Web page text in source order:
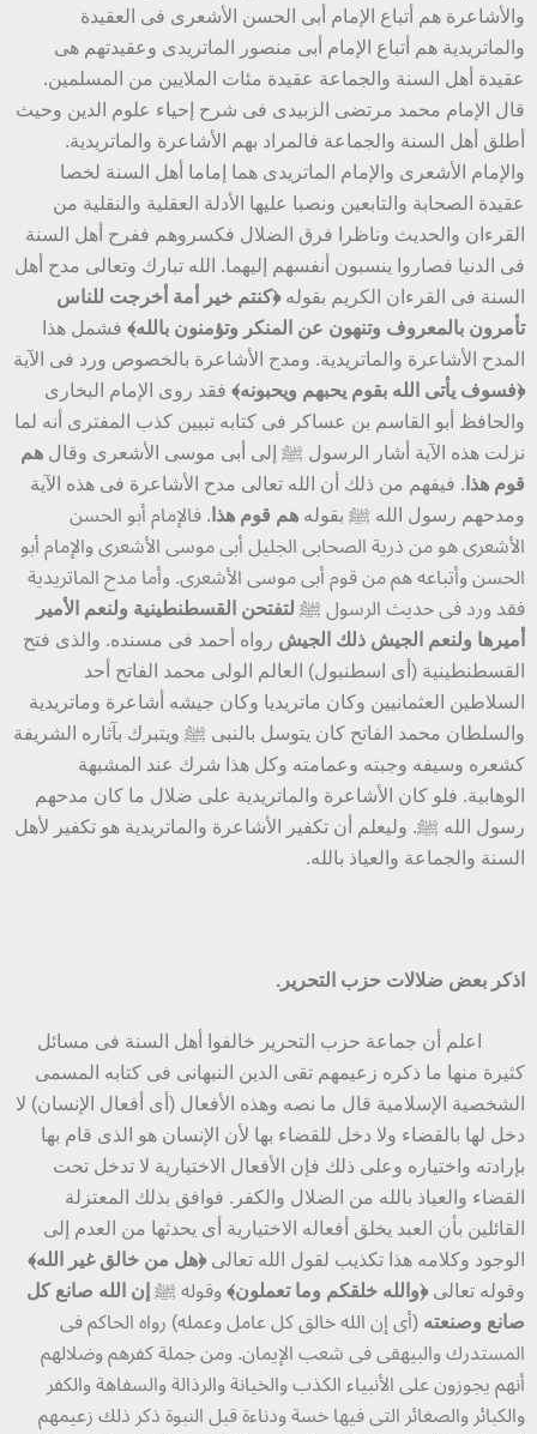
والأشاعرة هم أتباع الإمام أبى الحسن الأشعرى فى العقيدة
والماتريدية هم أتباع الإمام أبى منصور الماتريدى وعقيدتهم هى
عقيدة أهل السنة والجماعة عقيدة مئات الملايين من المسلمين.
قال الإمام محمد مرتضى الزبيدى فى شرح إحياء علوم الدين وحيث
أطلق أهل السنة والجماعة فالمراد بهم الأشاعرة والماتريدية.
والإمام الأشعرى والإمام الماتريدى هما إماما أهل السنة لخصا
عقيدة الصحابة والتابعين ونصبا عليها الأدلة العقلية والنقلية من
القرءان والحديث وناظرا فرق الضلال فكسروهم ففرح أهل السنة
فى الدنيا فصاروا ينسبون أنفسهم إليهما. الله تبارك وتعالى مدح أهل
السنة فى القرءان الكريم بقوله﴿كنتم خير أمة أخرجت للناس
تأمرون بالمعروف وتنهون عن المنكر وتؤمنون بالله﴾ فشمل هذا
المدح الأشاعرة والماتريدية. ومدح الأشاعرة بالخصوص ورد فى الآية
﴿فسوف يأتى الله بقوم يحبهم ويحبونه﴾ فقد روى الإمام البخارى
والحافظ أبو القاسم بن عساكر فى كتابه تبيين كذب المفترى أنه لما
نزلت هذه الآية أشار الرسول ﷺ إلى أبى موسى الأشعرى وقال هم
قوم هذا . فيفهم من ذلك أن الله تعالى مدح الأشاعرة فى هذه الآية
ومدحهم رسول الله ﷺ بقوله هم قوم هذا . فالإمام أبو الحسن
الأشعرى هو من ذرية الصحابى الجليل أبى موسى الأشعرى والإمام أبو
الحسن وأتباعه هم من قوم أبى موسى الأشعرى. وأما مدح الماتريدية
فقد ورد فى حديث الرسول ﷺ لتفتحن القسطنطينية ولنعم الأمير
أميرها ولنعم الجيش ذلك الجيش رواه أحمد فى مسنده. والذى فتح
القسطنطينية (أى اسطنبول) العالم الولى محمد الفاتح أحد
السلاطين العثمانيين وكان ماتريديا وكان جيشه أشاعرة وماتريدية
والسلطان محمد الفاتح كان يتوسل بالنبى ﷺ ويتبرك بآثاره الشريفة
كشعره وسيفه وجبته وعمامته وكل هذا شرك عند المشبهة
الوهابية. فلو كان الأشاعرة والماتريدية على ضلال ما كان مدحهم
رسول الله ﷺ. وليعلم أن تكفير الأشاعرة والماتريدية هو تكفير لأهل
السنة والجماعة والعياذ بالله.
اذكر بعض ضلالات حزب التحرير.
اعلم أن جماعة حزب التحرير خالفوا أهل السنة فى مسائل
كثيرة منها ما ذكره زعيمهم تقى الدين النبهانى فى كتابه المسمى
الشخصية الإسلامية قال ما نصه وهذه الأفعال (أى أفعال الإنسان) لا
دخل لها بالقضاء ولا دخل للقضاء بها لأن الإنسان هو الذى قام بها
بإرادته واختياره وعلى ذلك فإن الأفعال الاختيارية لا تدخل تحت
القضاء والعياذ بالله من الضلال والكفر. فوافق بذلك المعتزلة
القائلين بأن العبد يخلق أفعاله الاختيارية أى يحدثها من العدم إلى
الوجود وكلامه هذا تكذيب لقول الله تعالى﴿هل من خالق غير الله﴾
وقوله تعالى﴿والله خلقكم وما تعملون﴾ وقوله ﷺ إن الله صانع كل
صانع وصنعته (أى إن الله خالق كل عامل وعمله) رواه الحاكم فى
المستدرك والبيهقى فى شعب الإيمان. ومن جملة كفرهم وضلالهم
أنهم يجوزون على الأنبياء الكذب والخيانة والرذالة والسفاهة والكفر
والكبائر والصغائر التى فيها خسة ودناءة قبل النبوة ذكر ذلك زعيمهم